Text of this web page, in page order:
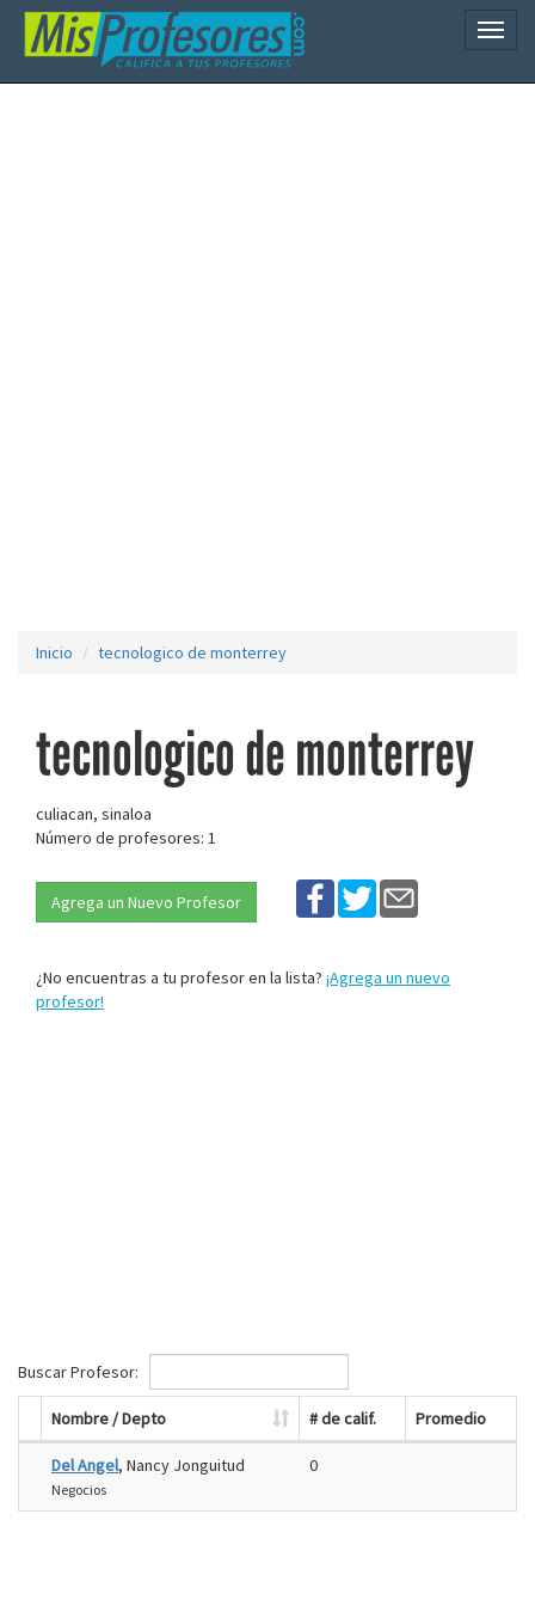
Inicio tecnologico de monterrey
tecnologico de monterrey
culiacan, sinaloa
Número de profesores: 1
Agrega un Nuevo Profesor
¿No encuentras a tu profesor en la lista? ¡Agrega un nuevo
profesor!
Buscar Profesor:
Nombre / Depto # de calif. Promedio
Del Angel, Nancy Jonguitud
Negocios
0